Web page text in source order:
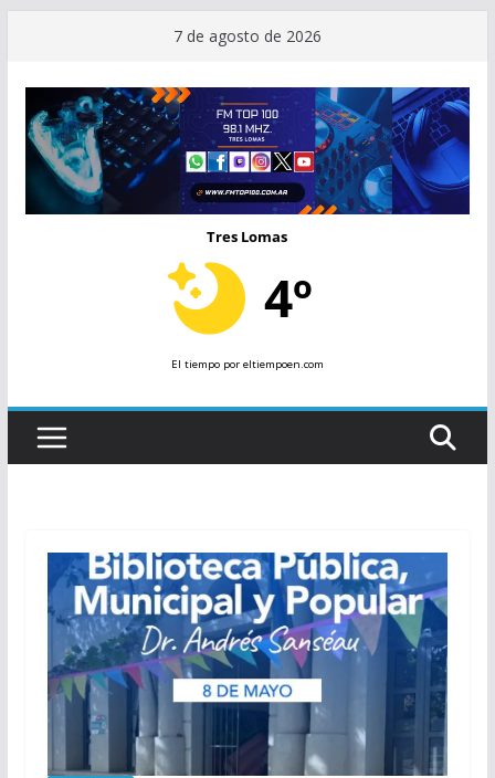
contenido
7 de agosto de 2026
Tres Lomas
4º
El tiempopor eltiempoen.com